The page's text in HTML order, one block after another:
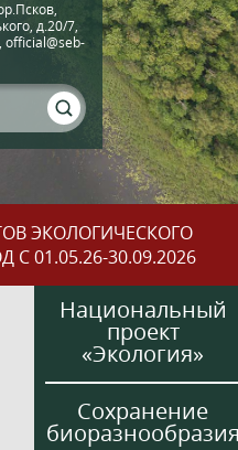
д.20/7,
official@seb-
ЭКОЛОГИЧЕСКОГО
01.05.26-30.09.2026
Национальный
проект
«Экология»
Сохранение